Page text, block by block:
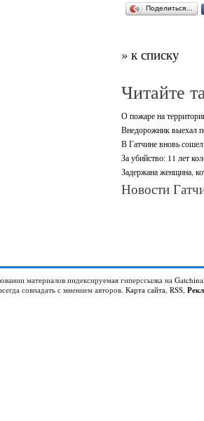
Поделиться…
» к списку
Читайте
О пожаре на
Внедорожник выехал
В Гатчине вновь сошел
За убийство: 11 лет
Задержана женщина,
Новости
материалов индексируемая гиперссылка на
совпадать с мнением авторов. Карта сайта, RSS,